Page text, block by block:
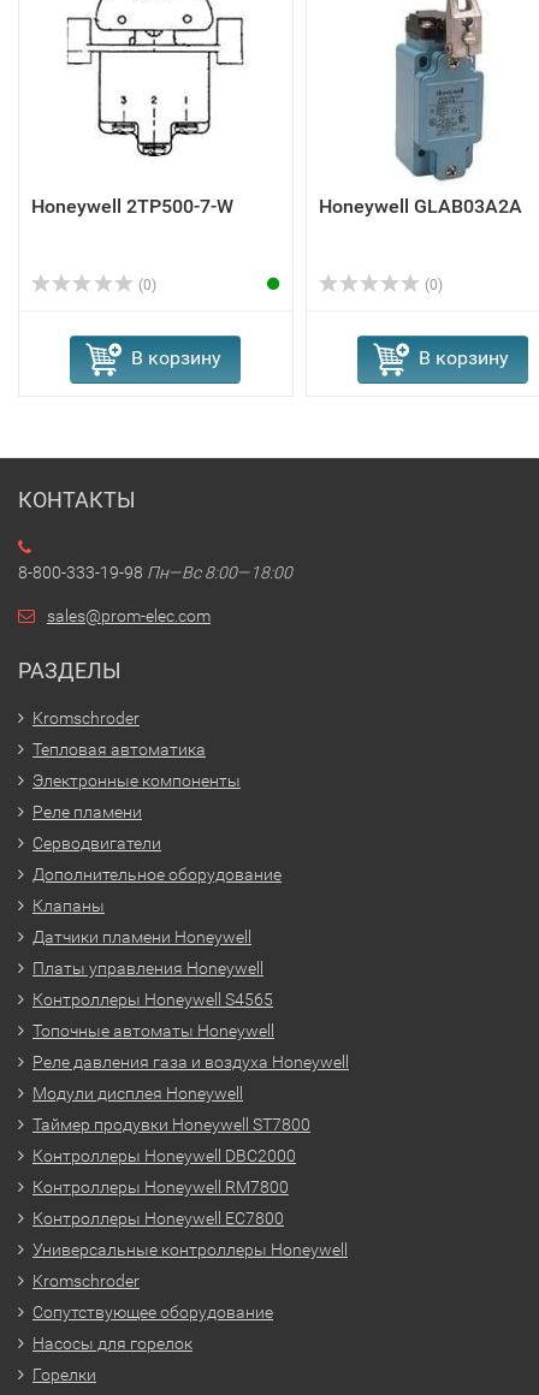
Honeywell 2TP500-7-W
(0)
В корзину
Honeywell GLAB03A2A
(0)
В корзину
КОНТАКТЫ
8-800-333-19-98 Пн—Вс 8:00—18:00
sales@prom-elec.com
РАЗДЕЛЫ
Kromschroder
Тепловая автоматика
Электронные компоненты
Реле пламени
Серводвигатели
Дополнительное оборудование
Клапаны
Датчики пламени Honeywell
Платы управления Honeywell
Контроллеры Honeywell S4565
Топочные автоматы Honeywell
Реле давления газа и воздуха Honeywell
Модули дисплея Honeywell
Таймер продувки Honeywell ST7800
Контроллеры Honeywell DBC2000
Контроллеры Honeywell RM7800
Контроллеры Honeywell EC7800
Универсальные контроллеры Honeywell
Kromschroder
Сопутствующее оборудование
Насосы для горелок
Горелки